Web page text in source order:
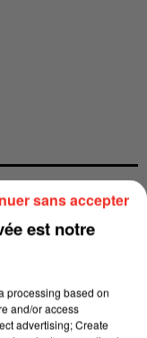
est notre
processing based on
and/or access
advertising; Create
sans accepter